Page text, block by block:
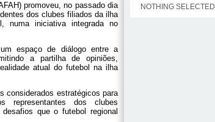
promoveu, no passado dia
dos clubes filiados da ilha
numa iniciativa integrada no
espaço de diálogo entre a
a partilha de opiniões,
atual do futebol na ilha
considerados estratégicos para
representantes dos clubes
que o futebol regional
NOTHING SELECTED